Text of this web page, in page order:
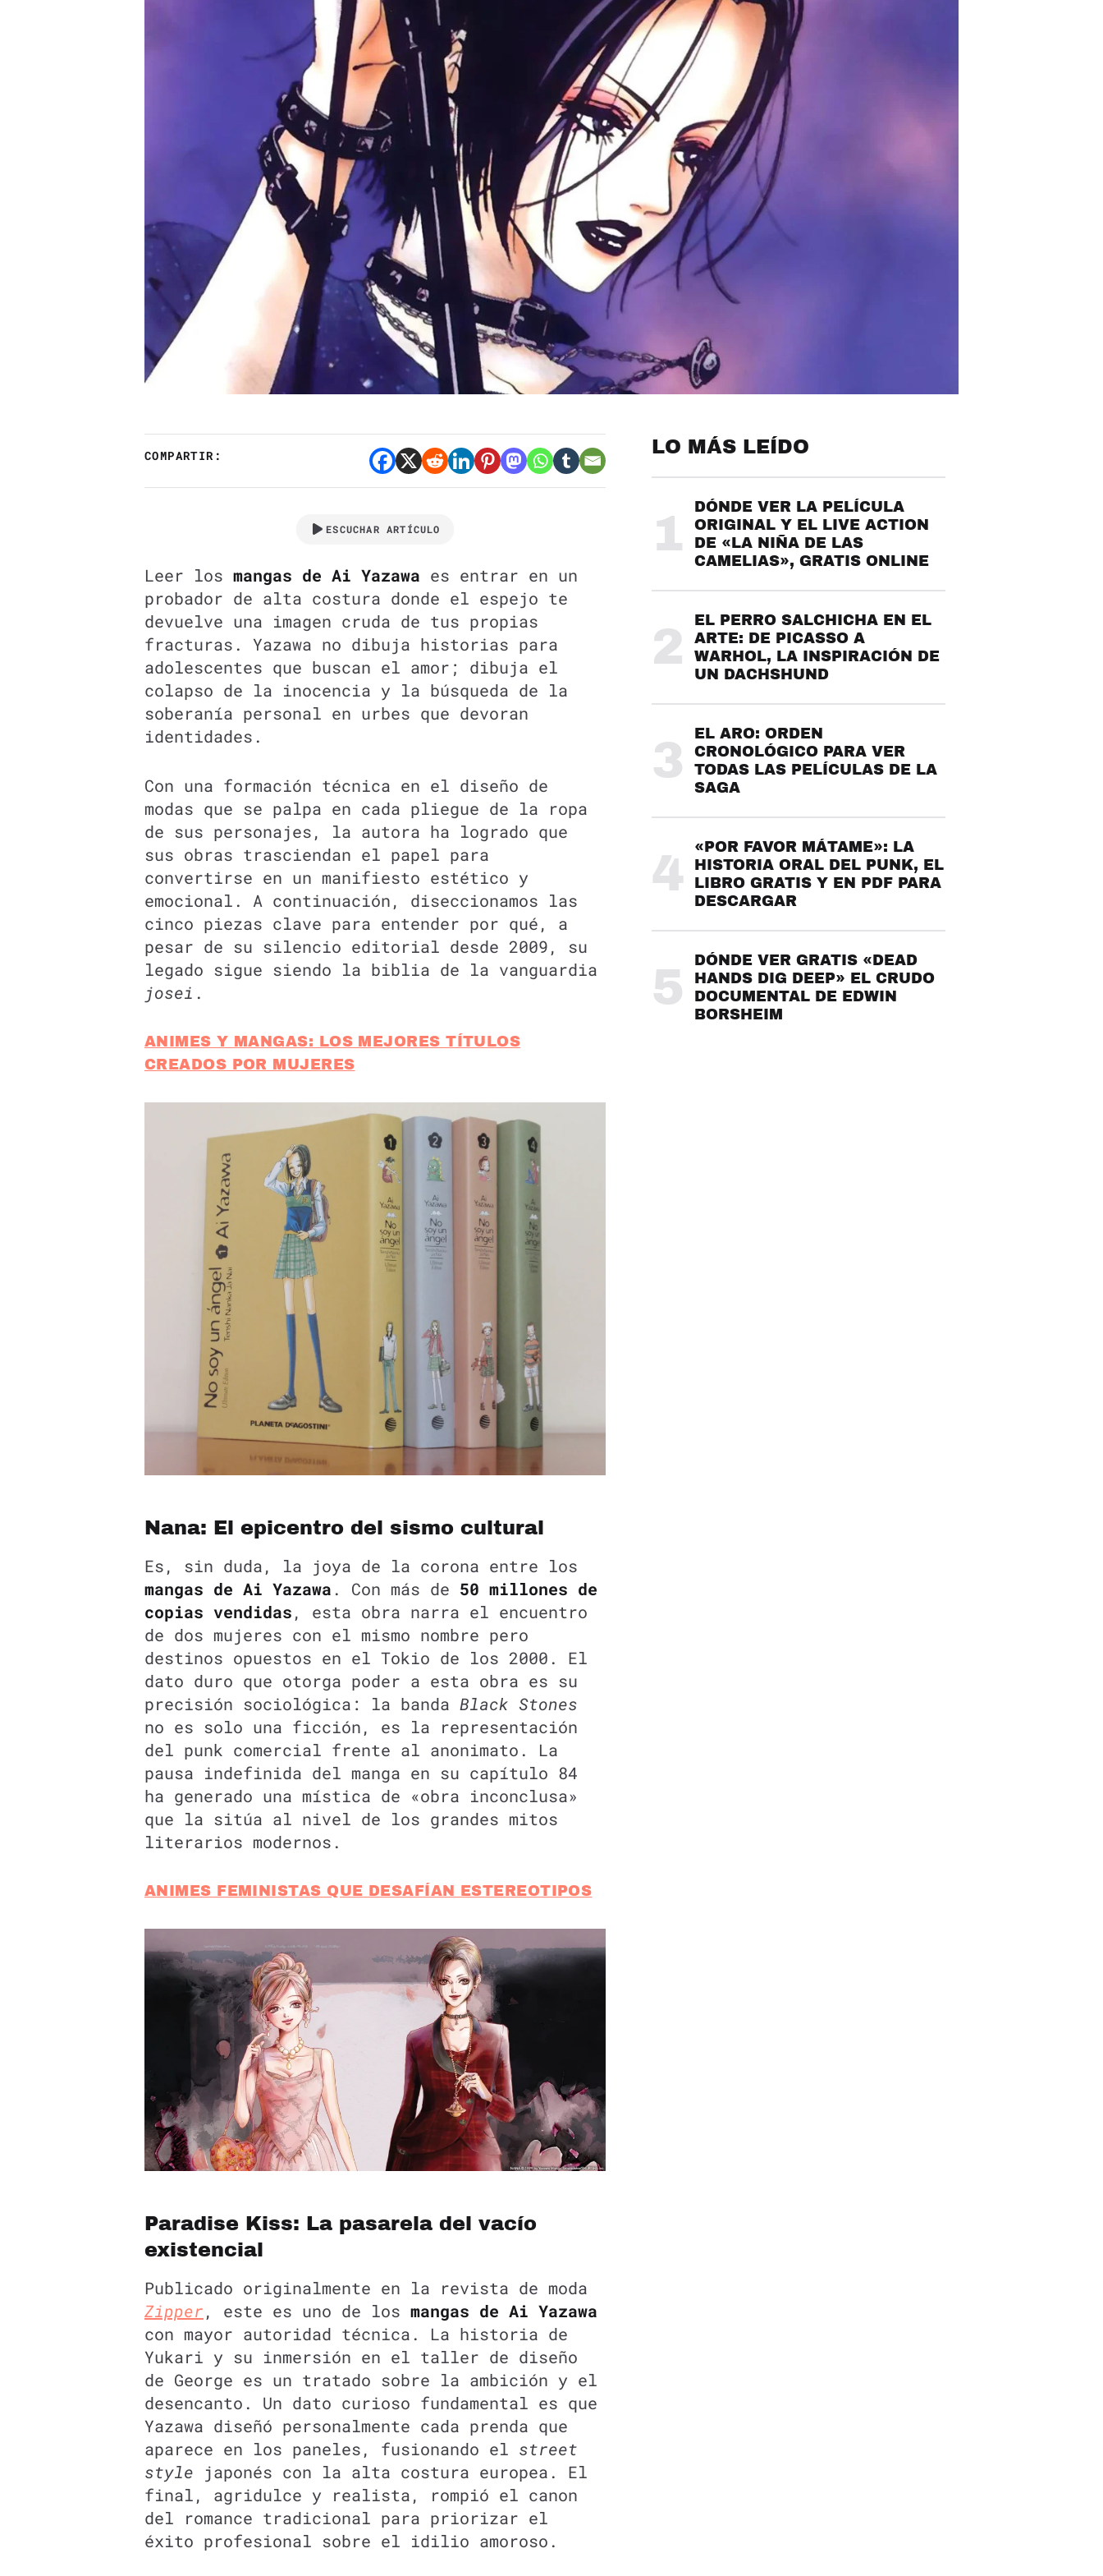
COMPARTIR:
ESCUCHAR ARTÍCULO
Leer los mangas de Ai Yazawa es entrar en un
probador de alta costura donde el espejo te
devuelve una imagen cruda de tus propias
fracturas. Yazawa no dibuja historias para
adolescentes que buscan el amor; dibuja el
colapso de la inocencia y la búsqueda de la
soberanía personal en urbes que devoran
identidades.
Con una formación técnica en el diseño de
modas que se palpa en cada pliegue de la ropa
de sus personajes, la autora ha logrado que
sus obras trasciendan el papel para
convertirse en un manifiesto estético y
emocional. A continuación, diseccionamos las
cinco piezas clave para entender por qué, a
pesar de su silencio editorial desde 2009, su
legado sigue siendo la biblia de la vanguardia
josei .
ANIMES Y MANGAS: LOS MEJORES TÍTULOS
CREADOS POR MUJERES
Nana: El epicentro del sismo cultural
Es, sin duda, la joya de la corona entre los
mangas de Ai Yazawa . Con más de 50 millones de
copias vendidas, esta obra narra el encuentro
de dos mujeres con el mismo nombre pero
destinos opuestos en el Tokio de los 2000. El
dato duro que otorga poder a esta obra es su
precisión sociológica: la banda Black Stones
no es solo una ficción, es la representación
del punk comercial frente al anonimato. La
pausa indefinida del manga en su capítulo 84
ha generado una mística de «obra inconclusa»
que la sitúa al nivel de los grandes mitos
literarios modernos.
ANIMES FEMINISTAS QUE DESAFÍAN ESTEREOTIPOS
Paradise Kiss: La pasarela del vacío
existencial
Publicado originalmente en la revista de moda
Zipper, este es uno de los mangas de Ai Yazawa
con mayor autoridad técnica. La historia de
Yukari y su inmersión en el taller de diseño
de George es un tratado sobre la ambición y el
desencanto. Un dato curioso fundamental es que
Yazawa diseñó personalmente cada prenda que
aparece en los paneles, fusionando el street
style japonés con la alta costura europea. El
final, agridulce y realista, rompió el canon
del romance tradicional para priorizar el
éxito profesional sobre el idilio amoroso.
LO MÁS LEÍDO
1
DÓNDE VER LA PELÍCULA
ORIGINAL Y EL LIVE ACTION
DE «LA NIÑA DE LAS
CAMELIAS», GRATIS ONLINE
2
EL PERRO SALCHICHA EN EL
ARTE: DE PICASSO A
WARHOL, LA INSPIRACIÓN DE
UN DACHSHUND
3
EL ARO: ORDEN
CRONOLÓGICO PARA VER
TODAS LAS PELÍCULAS DE LA
SAGA
4
«POR FAVOR MÁTAME»: LA
HISTORIA ORAL DEL PUNK, EL
LIBRO GRATIS Y EN PDF PARA
DESCARGAR
5
DÓNDE VER GRATIS «DEAD
HANDS DIG DEEP» EL CRUDO
DOCUMENTAL DE EDWIN
BORSHEIM